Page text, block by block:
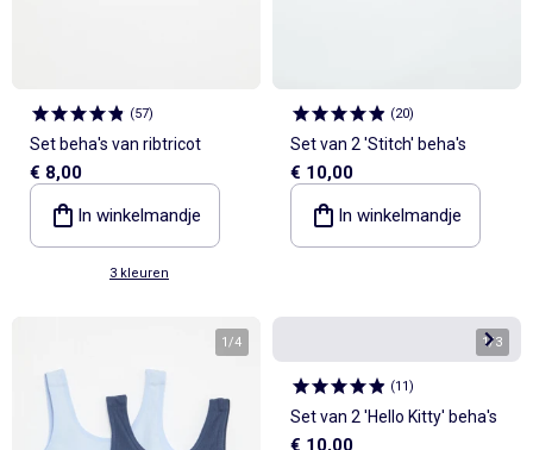
(57)
Set beha's van ribtricot
€ 8,00
In winkelmandje
3 kleuren
(20)
Set van 2 'Stitch' beha's
€ 10,00
In winkelmandje
1/4 1/3
(11)
Set van 2 'Hello Kitty' beha's
€ 10,00